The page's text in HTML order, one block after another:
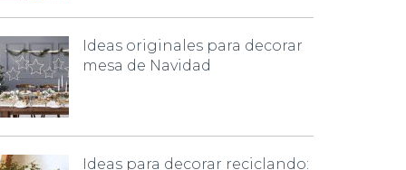
Ideas originales para decorar
mesa de Navidad
Ideas para decorar reciclando: